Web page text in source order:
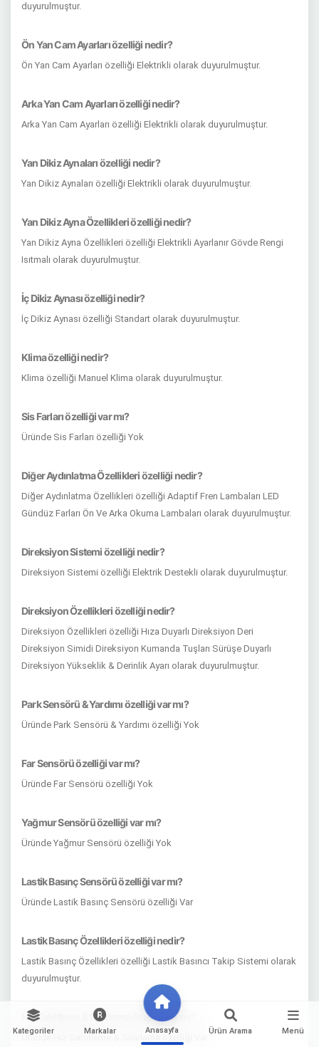
Kategoriler Markalar Anasayfa Ürün Arama Menü
duyurulmuştur.
Ön Yan Cam Ayarları özelliği nedir?
Ön Yan Cam Ayarları özelliği Elektrikli olarak duyurulmuştur.
Arka Yan Cam Ayarları özelliği nedir?
Arka Yan Cam Ayarları özelliği Elektrikli olarak duyurulmuştur.
Yan Dikiz Aynaları özelliği nedir?
Yan Dikiz Aynaları özelliği Elektrikli olarak duyurulmuştur.
Yan Dikiz Ayna Özellikleri özelliği nedir?
Yan Dikiz Ayna Özellikleri özelliği Elektrikli Ayarlanır Gövde Rengi
Isıtmalı olarak duyurulmuştur.
İç Dikiz Aynası özelliği nedir?
İç Dikiz Aynası özelliği Standart olarak duyurulmuştur.
Klima özelliği nedir?
Klima özelliği Manuel Klima olarak duyurulmuştur.
Sis Farları özelliği var mı?
Üründe Sis Farları özelliği Yok
Diğer Aydınlatma Özellikleri özelliği nedir?
Diğer Aydınlatma Özellikleri özelliği Adaptif Fren Lambaları LED
Gündüz Farları Ön Ve Arka Okuma Lambaları olarak duyurulmuştur.
Direksiyon Sistemi özelliği nedir?
Direksiyon Sistemi özelliği Elektrik Destekli olarak duyurulmuştur.
Direksiyon Özellikleri özelliği nedir?
Direksiyon Özellikleri özelliği Hıza Duyarlı Direksiyon Deri
Direksiyon Simidi Direksiyon Kumanda Tuşları Sürüşe Duyarlı
Direksiyon Yükseklik & Derinlik Ayarı olarak duyurulmuştur.
Park Sensörü & Yardımı özelliği var mı?
Üründe Park Sensörü & Yardımı özelliği Yok
Far Sensörü özelliği var mı?
Üründe Far Sensörü özelliği Yok
Yağmur Sensörü özelliği var mı?
Üründe Yağmur Sensörü özelliği Yok
Lastik Basınç Sensörü özelliği var mı?
Üründe Lastik Basınç Sensörü özelliği Var
Lastik Basınç Özellikleri özelliği nedir?
Lastik Basınç Özellikleri özelliği Lastik Basıncı Takip Sistemi olarak
duyurulmuştur.
Hız Sabitleme & Sınırlama özelliği var mı?
Üründe Hız Sabitleme & Sınırlama özelliği Var